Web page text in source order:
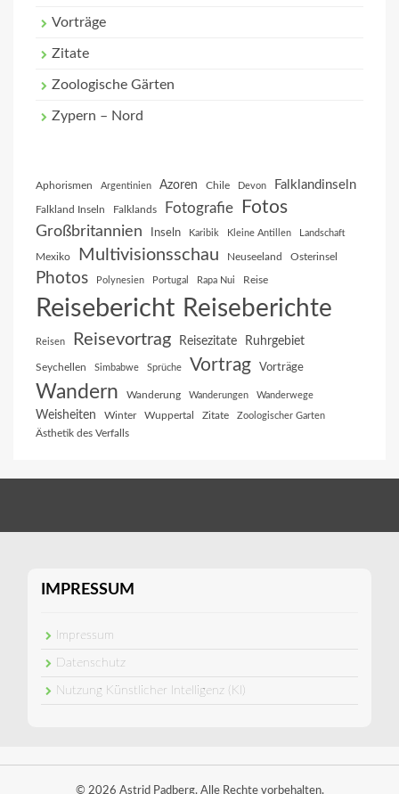
Vorträge
Zitate
Zoologische Gärten
Zypern – Nord
Aphorismen Argentinien Azoren Chile Devon Falklandinseln
Falkland Inseln Falklands Fotografie Fotos
Großbritannien Inseln Karibik Kleine Antillen Landschaft
Mexiko Multivisionsschau Neuseeland Osterinsel
Photos Polynesien Portugal Rapa Nui Reise
Reisebericht Reiseberichte
Reisen Reisevortrag Reisezitate Ruhrgebiet
Seychellen Simbabwe Sprüche Vortrag Vorträge
Wandern Wanderung Wanderungen Wanderwege
Weisheiten Winter Wuppertal Zitate Zoologischer Garten
Ästhetik des Verfalls
IMPRESSUM
Impressum
Datenschutz
Nutzung Künstlicher Intelligenz (KI)
© 2026 Astrid Padberg. Alle Rechte vorbehalten.